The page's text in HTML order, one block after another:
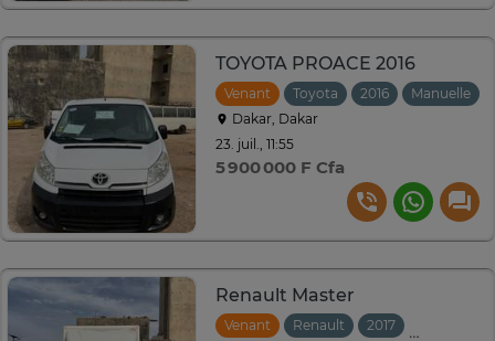
TOYOTA PROACE 2016
Venant Toyota 2016
Manuelle
Dakar, Dakar
23. juil., 11:55
5 900 000 F Cfa
Renault Master
Venant Renault 2017